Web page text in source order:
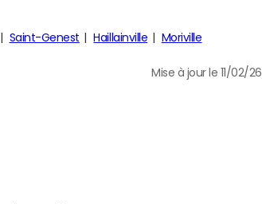
Saint-Genest Haillainville Moriville
Mise à jour le 11/02/26